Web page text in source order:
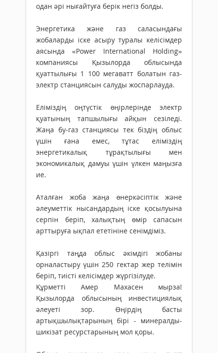
одан әрі нығайтуға берік негіз болды.
Энергетика және газ саласындағы
жобаларды іске асыру туралы келісімдер
аясында «Power International Holding»
компаниясы Қызылорда облысында
қуаттылығы 1 100 мегаватт болатын газ-
электр станциясын салуды жоспарлауда.
Еліміздің оңтүстік өңірлерінде электр
қуатының тапшылығы айқын сезіледі.
Жаңа бу-газ станциясы тек біздің облыс
үшін ғана емес, тұтас еліміздің
энергетикалық тұрақтылығы мен
экономикалық дамуы үшін үлкен маңызға
ие.
Аталған жоба жаңа өнеркәсіптік және
әлеуметтік нысандардың іске қосылуына
серпін беріп, халықтың өмір сапасын
арттыруға ықпал ететініне сенімдіміз.
Қазіргі таңда облыс әкімдігі жобаны
орналастыру үшін 250 гектар жер телімін
беріп, тиісті келісімдер жүргізілуде.
Құрметті Амер Махасен мырза!
Қызылорда облысының инвестициялық
әлеуеті зор. Өңірдің басты
артықшылықтарының бірі - минералды-
шикізат ресурстарының мол қоры.